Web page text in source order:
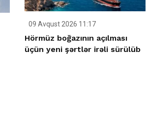
09 Avqust 2026 11:17
Hörmüz boğazının açılması
üçün yeni şərtlər irəli sürülüb